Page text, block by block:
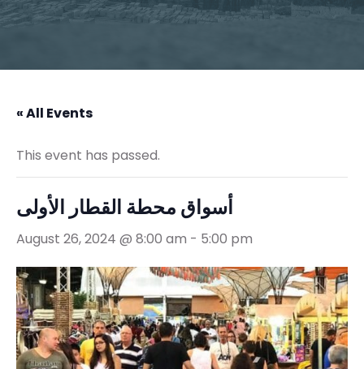
« All Events
This event has passed.
أسواق محطة القطار الأولى
August 26, 2024 @ 8:00 am - 5:00 pm